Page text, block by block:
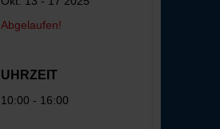
Abgelaufen!
UHRZEIT
10:00 - 16:00